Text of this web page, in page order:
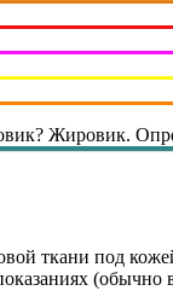
Жировик.
ткани под
(обычно